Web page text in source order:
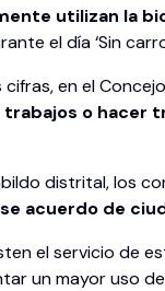
utilizan la
el día ‘Sin
en el
o hacer
distrital, los
acuerdo de
el servicio
un mayor uso